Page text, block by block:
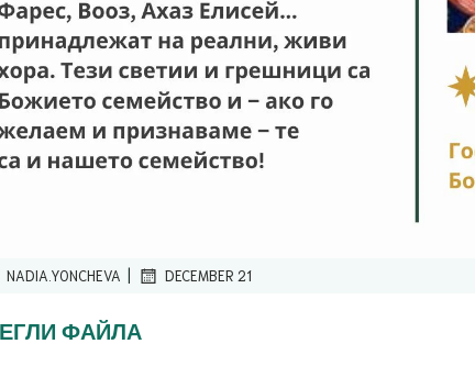
NADIA.YONCHEVA | DECEMBER 21
ФАЙЛА